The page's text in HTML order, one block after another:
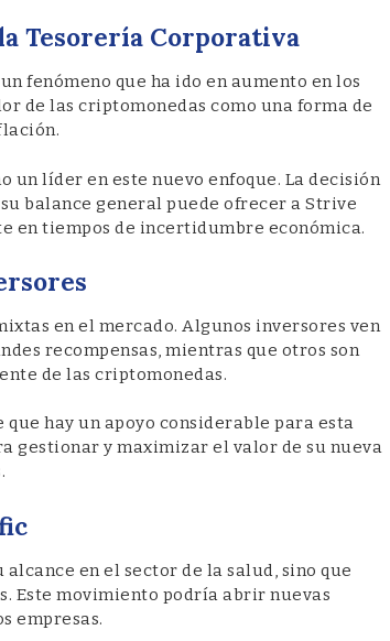
Tesorería Corporativa
fenómeno que ha ido en aumento en los
de las criptomonedas como una forma de
un líder en este nuevo enfoque. La decisión
balance general puede ofrecer a Strive
en tiempos de incertidumbre económica.
en el mercado. Algunos inversores ven
recompensas, mientras que otros son
de las criptomonedas.
hay un apoyo considerable para esta
gestionar y maximizar el valor de su nueva
en el sector de la salud, sino que
Este movimiento podría abrir nuevas
empresas.